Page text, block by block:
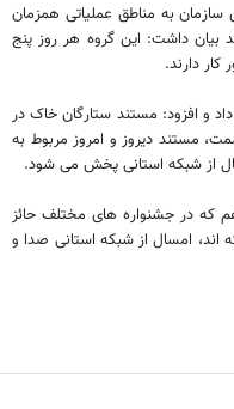
سازمان به مناطق عملیاتی همزمان
بیان داشت: این گروه هر روز پنج
کار دارند.
و افزود: مستند ستارگان خاک در
مستند دیروز و امروز مربوط به
از شبکه استانی پخش می شود.
که در جشنواره های مختلف حائز
اند، امسال از شبکه استانی صدا و